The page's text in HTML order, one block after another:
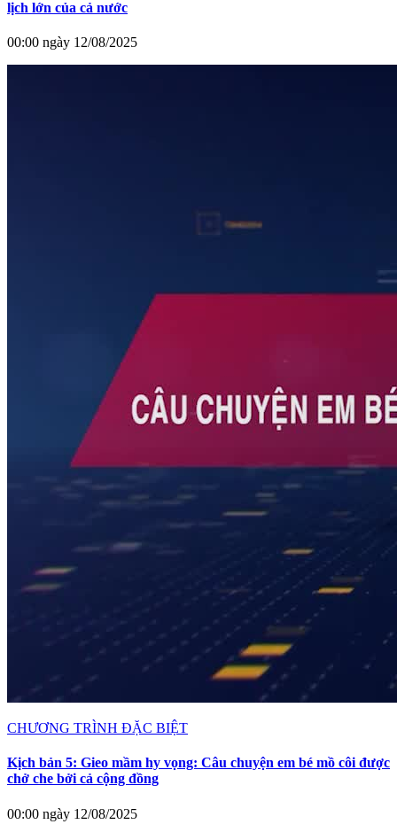
lịch lớn của cả nước
00:00 ngày 12/08/2025
CHƯƠNG TRÌNH ĐẶC BIỆT
Kịch bản 5: Gieo mầm hy vọng: Câu chuyện em bé mồ côi được
chở che bởi cả cộng đồng
00:00 ngày 12/08/2025